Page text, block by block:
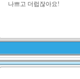
나쁘고 더럽잖아요!